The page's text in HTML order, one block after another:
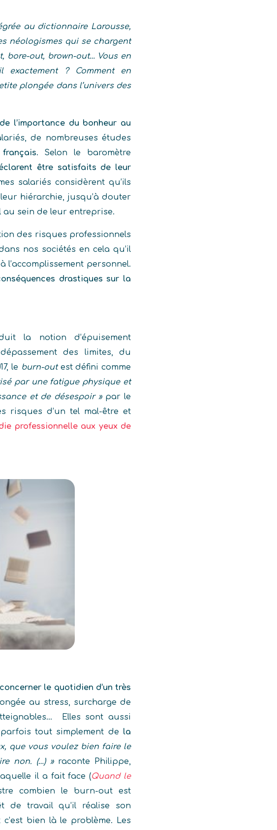
au dictionnaire Larousse,
néologismes qui se chargent
bore-out, brown-out… Vous en
exactement ? Comment en
plongée dans l’univers des
l’importance du bonheur au
de nombreuses études
. Selon le baromètre
être satisfaits de leur
salariés considèrent qu’ils
hiérarchie, jusqu’à douter
au sein de leur entreprise.
des risques professionnels
nos sociétés en cela qu’il
personnel.
drastiques sur la
la notion d’épuisement
des limites, du
le burn-outest défini comme
par une fatigue physique et
et de désespoir »par le
risques d’un tel mal-être et
professionnelle aux yeux de
le quotidien d’un très
au stress, surcharge de
Elles sont aussi
tout simplement de la
que vous voulez bien faire le
non. (…) »raconte Philippe,
il a fait face (Quand le
combien le burn-out est
de travail qu’il réalise son
bien là le problème. Les